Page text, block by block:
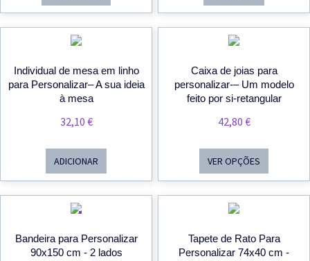
35,70 €
Individual de mesa em linho
para Personalizar– A sua ideia
à mesa
32,10 €
ADICIONAR
Caixa de joias para
personalizar-– Um modelo
feito por si-retangular
42,80 €
VER OPÇÕES
Bandeira para Personalizar
90x150 cm - 2 lados
Tapete de Rato Para
Personalizar 74x40 cm -